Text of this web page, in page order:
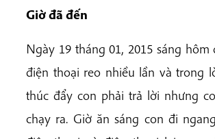
Giờ đã đến
Ngày 19 tháng 01, 2015 sáng
điện thoại reo nhiều lần và trong
thúc đẩy con phải trả lời nhưng
chạy ra. Giờ ăn sáng con đi